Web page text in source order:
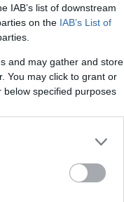
IAB’s list of downstream
on the IAB’s List of
and may gather and store
You may click to grant or
specified purposes